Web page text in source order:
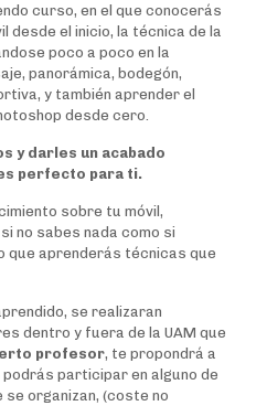
curso, en el que conocerás
desde el inicio, la técnica de la
poco a poco en la
panorámica, bodegón,
y también aprender el
desde cero.
y darles un acabado
perfecto para ti.
sobre tu móvil,
no sabes nada como si
que aprenderás técnicas que
se realizaran
dentro y fuera de la UAM que
profesor, te propondrá a
participar en alguno de
organizan, (coste no